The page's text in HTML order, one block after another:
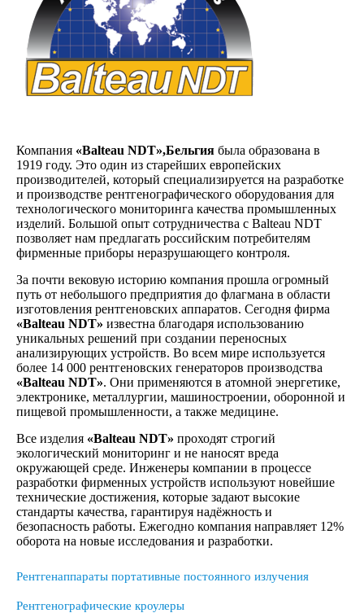
Компания «Balteau NDT»,Бельгия была образована в
1919 году. Это один из старейших европейских
производителей, который специализируется на разработке
и производстве рентгенографического оборудования для
технологического мониторинга качества промышленных
изделий. Большой опыт сотрудничества с Balteau NDT
позволяет нам предлагать российским потребителям
фирменные приборы неразрушающего контроля.
За почти вековую историю компания прошла огромный
путь от небольшого предприятия до флагмана в области
изготовления рентгеновских аппаратов. Сегодня фирма
«Balteau NDT» известна благодаря использованию
уникальных решений при создании переносных
анализирующих устройств. Во всем мире используется
более 14 000 рентгеновских генераторов производства
«Balteau NDT». Они применяются в атомной энергетике,
электронике, металлургии, машиностроении, оборонной и
пищевой промышленности, а также медицине.
Все изделия «Balteau NDT» проходят строгий
экологический мониторинг и не наносят вреда
окружающей среде. Инженеры компании в процессе
разработки фирменных устройств используют новейшие
технические достижения, которые задают высокие
стандарты качества, гарантируя надёжность и
безопасность работы. Ежегодно компания направляет 12%
оборота на новые исследования и разработки.
Рентгенаппараты портативные постоянного излучения
Рентгенографические кроулеры